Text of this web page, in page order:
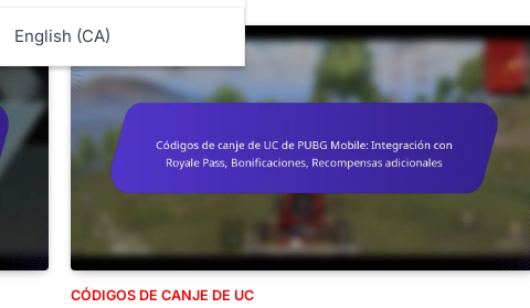
English (CA)
CÓDIGOS DE CANJE DE UC